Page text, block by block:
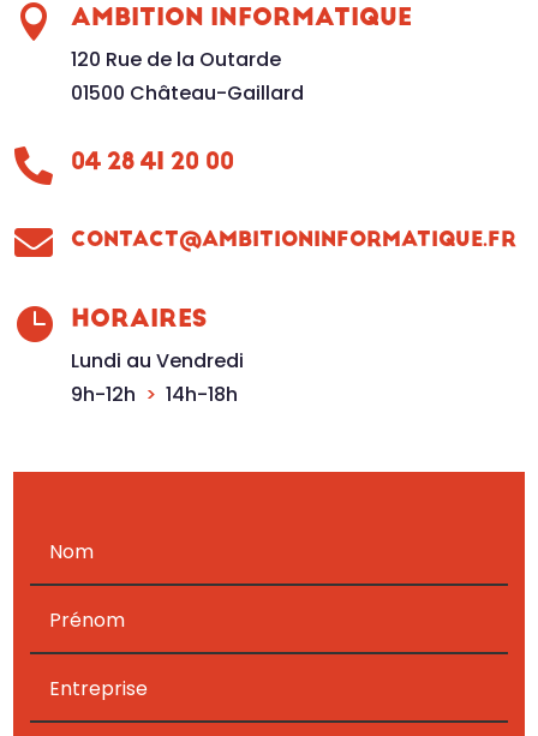
 AMBITION INFORMATIQUE
120 Rue de la Outarde
01500 Château-Gaillard
 04 28 41 20 00
 CONTACT@AMBITIONINFORMATIQUE.FR
 HORAIRES
Lundi au Vendredi
9h-12h > 14h-18h